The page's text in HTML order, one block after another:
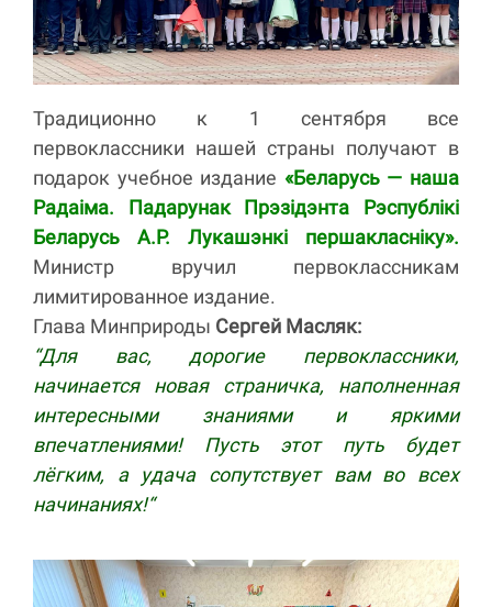
Традиционно к 1 сентября все
первоклассники нашей страны получают в
подарок учебное издание «Беларусь — наша
Радаіма. Падарунак Прэзідэнта Рэспублікі
Беларусь А.Р. Лукашэнкі першакласніку».
Министр вручил первоклассникам
лимитированное издание.
Глава Минприроды Сергей Масляк:
“Для вас, дорогие первоклассники,
начинается новая страничка, наполненная
интересными знаниями и яркими
впечатлениями! Пусть этот путь будет
лёгким, а удача сопутствует вам во всех
начинаниях!“